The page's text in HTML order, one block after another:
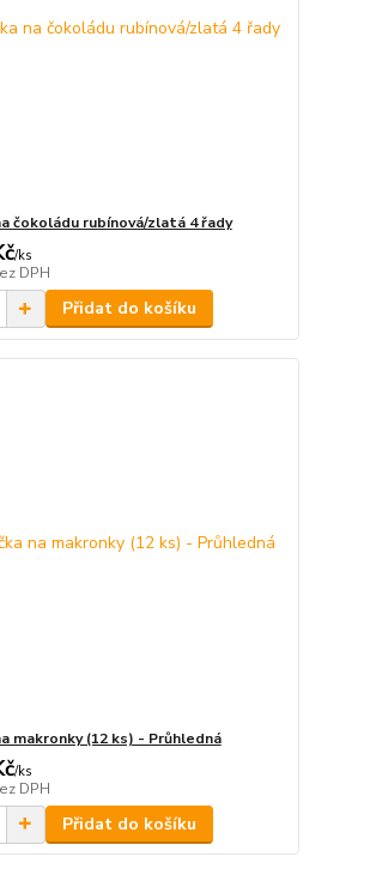
čokoládu rubínová/zlatá 4 řady
/ks
DPH
Přidat do košíku
makronky (12 ks) - Průhledná
/ks
DPH
Přidat do košíku